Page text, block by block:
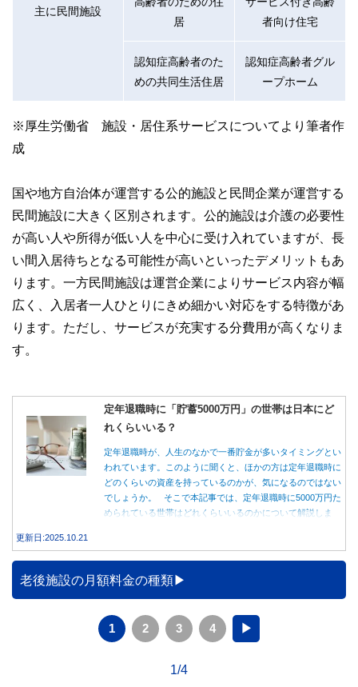
主に民間施設
居
者向け住宅
認知症高齢者のた
めの共同生活住居
認知症高齢者グル
ープホーム
※厚生労働省 施設・居住系サービスについてより筆者作
成
国や地方自治体が運営する公的施設と民間企業が運営する
民間施設に大きく区別されます。公的施設は介護の必要性
が高い人や所得が低い人を中心に受け入れていますが、長
い間入居待ちとなる可能性が高いといったデメリットもあ
ります。一方民間施設は運営企業によりサービス内容が幅
広く、入居者一人ひとりにきめ細かい対応をする特徴があ
ります。ただし、サービスが充実する分費用が高くなりま
す。
定年退職時に「貯蓄5000万円」の世帯は日本にど
れくらいいる？
定年退職時が、人生のなかで一番貯金が多いタイミングとい
われています。このように聞くと、ほかの方は定年退職時に
どのくらいの資産を持っているのかが、気になるのではない
でしょうか。 そこで本記事では、定年退職時に5000万円た
められている世帯はどれくらいいるのかについて解説しま
更新日:2025.10.21
老後施設の月額料金の種類
1 2 3 4 ▶
1/4